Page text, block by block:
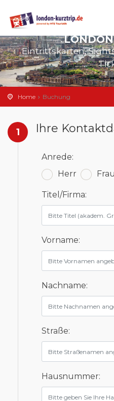
Eintrittskarten,
Home Buchung
1 Ihre
Anrede:
Herr
Frau
Titel/Firma:
Vorname:
Nachname:
Straße:
Hausnummer: